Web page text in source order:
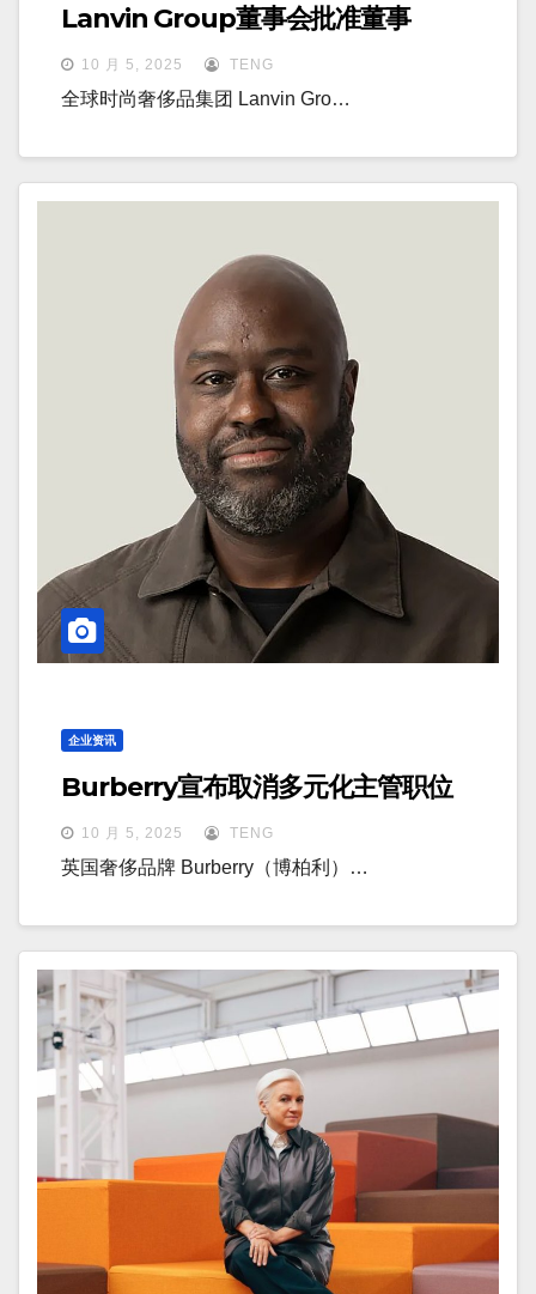
Lanvin Group董事会批准董事
10 月 5, 2025 TENG
全球时尚奢侈品集团 Lanvin Gro…
企业资讯
Burberry宣布取消多元化主管职位
10 月 5, 2025 TENG
英国奢侈品牌 Burberry（博柏利）…